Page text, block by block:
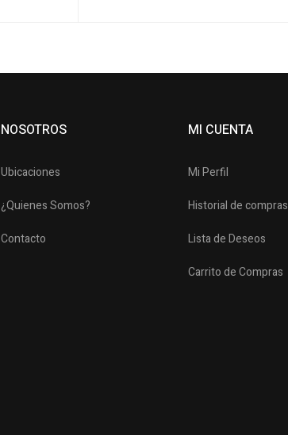
NOSOTROS
Ubicaciones
¿Quienes Somos?
Contacto
MI CUENTA
Mi Perfil
Historial de compras
Lista de Deseos
Carrito de Compras